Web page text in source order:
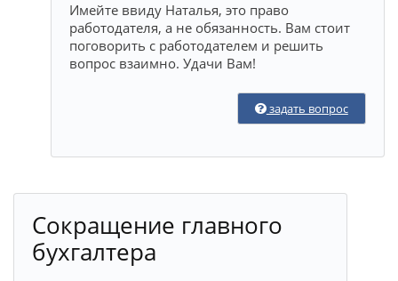
Имейте ввиду Наталья, это право
работодателя, а не обязанность. Вам стоит
поговорить с работодателем и решить
вопрос взаимно. Удачи Вам!
задать вопрос
Сокращение главного
бухгалтера